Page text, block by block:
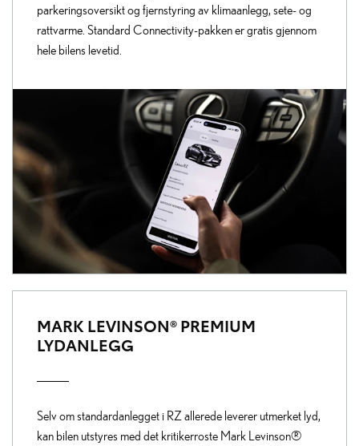
parkeringsoversikt og fjernstyring av klimaanlegg, sete- og
rattvarme. Standard Connectivity-pakken er gratis gjennom
hele bilens levetid.
MARK LEVINSON® PREMIUM
LYDANLEGG
Selv om standardanlegget i RZ allerede leverer utmerket lyd,
kan bilen utstyres med det kritikerroste Mark Levinson®